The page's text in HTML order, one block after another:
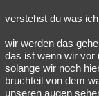
verstehst du was
wir werden das
das ist wenn wir vor
solange wir noch
bruchteil von dem
unseren augen